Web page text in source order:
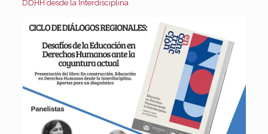
DDHH desde la Interdisciplina